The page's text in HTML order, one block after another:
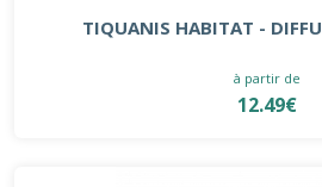
TIQUANIS HABITAT -
à partir de
12.49€